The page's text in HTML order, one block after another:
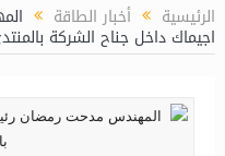
الرئيسية أخبار الطاقة
اجيماك داخل جناح الشركة